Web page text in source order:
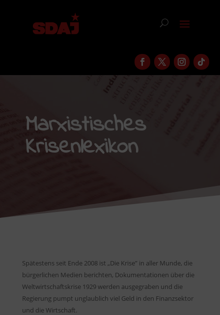
Marxistisches
Krisenlexikon
Spätestens seit Ende 2008 ist „Die Krise” in aller Munde, die
bürgerlichen Medien berichten, Dokumentationen über die
Weltwirtschaftskrise 1929 werden ausgegraben und die
Regierung pumpt unglaublich viel Geld in den Finanzsektor
und die Wirtschaft.